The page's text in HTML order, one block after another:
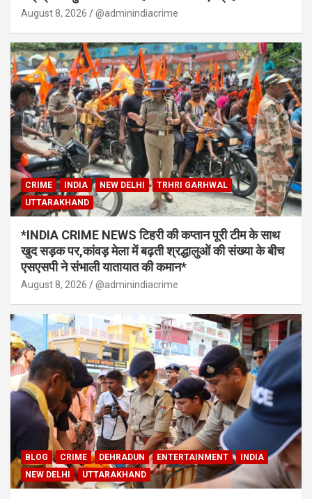
August 8, 2026 @adminindiacrime
CRIME INDIA NEW DELHI
TRHRI GARHWAL
UTTARAKHAND
*INDIA CRIME NEWS टिहरी की कप्तान पूरी टीम के साथ
खुद सड़क पर,कांवड़ मेला में बढ़ती श्रद्धालुओं की संख्या के बीच
एसएसपी ने संभाली यातायात की कमान*
August 8, 2026 @adminindiacrime
BLOG CRIME DEHRADUN ENTERTAINMENT
INDIA
NEW DELHI
UTTARAKHAND